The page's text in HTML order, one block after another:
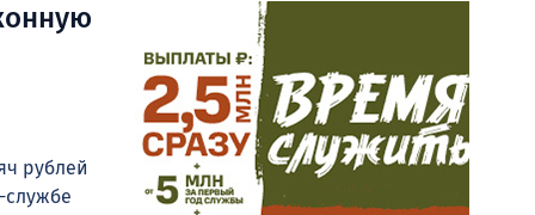
рублей
службе